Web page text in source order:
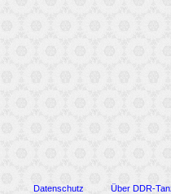
Datenschutz Über DDR-